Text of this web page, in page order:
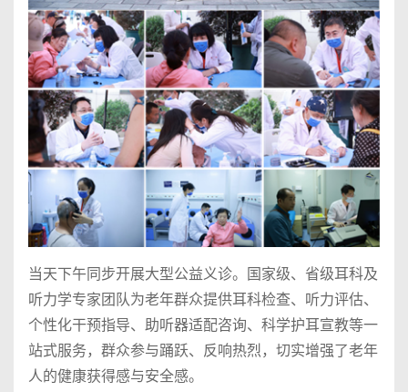
当天下午同步开展大型公益义诊。国家级、省级耳科及
听力学专家团队为老年群众提供耳科检查、听力评估、
个性化干预指导、助听器适配咨询、科学护耳宣教等一
站式服务，群众参与踊跃、反响热烈，切实增强了老年
人的健康获得感与安全感。